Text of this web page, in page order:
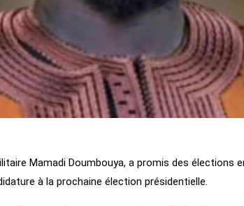
Mamadi Doumbouya, a promis des élections
à la prochaine élection présidentielle.